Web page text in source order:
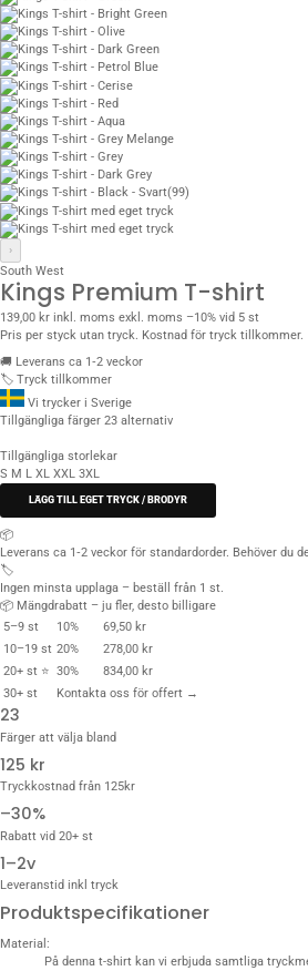
›
South West
Kings Premium T-shirt
139,00 kr inkl. moms exkl. moms –10% vid 5 st
Pris per styck utan tryck. Kostnad för tryck tillkommer.
🚚 Leverans ca 1‑2 veckor
🏷️ Tryck tillkommer
Vi trycker i Sverige
Tillgängliga färger 23 alternativ
Tillgängliga storlekar
S M L XL XXL 3XL
LÄGG TILL EGET TRYCK / BRODYR
📦
Leverans ca 1‑2 veckor för standardorder. Behöver du
🏷️
Ingen minsta upplaga – beställ från 1 st.
📦 Mängdrabatt – ju fler, desto billigare
5–9 st
10%
69,50 kr
10–19 st 20%
278,00 kr
20+ st ⭐ 30%
834,00 kr
30+ st
Kontakta oss för offert →
23
Färger att välja bland
125 kr
Tryckkostnad från 125kr
–30%
Rabatt vid 20+ st
1–2v
Leveranstid inkl tryck
Produktspecifikationer
Material:
På denna t-shirt kan vi erbjuda samtliga